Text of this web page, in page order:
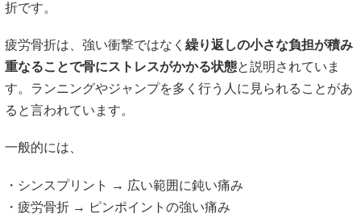
折です。
疲労骨折は、強い衝撃ではなく 繰り返しの小さな負担が積み
重なることで骨にストレスがかかる状態と説明されていま
す。ランニングやジャンプを多く行う人に見られることがあ
ると言われています。
一般的には、
・シンスプリント → 広い範囲に鈍い痛み
・疲労骨折 → ピンポイントの強い痛み